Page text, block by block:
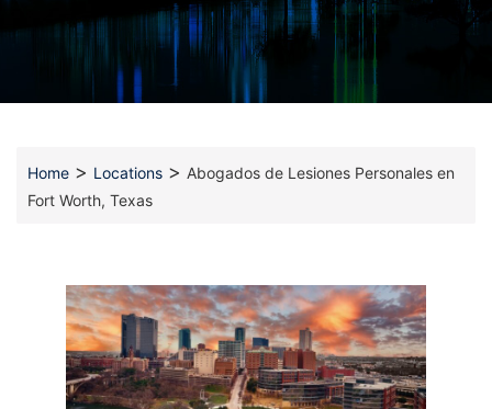
Home > Locations > Abogados de Lesiones Personales en
Fort Worth, Texas